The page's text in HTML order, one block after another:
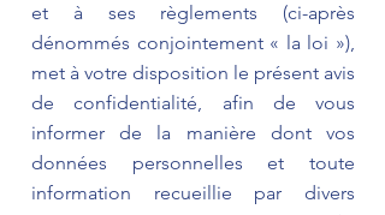
et à ses règlements (ci-après
dénommés conjointement « la loi »),
met à votre disposition le présent avis
de confidentialité, afin de vous
informer de la manière dont vos
données personnelles et toute
information recueillie par divers